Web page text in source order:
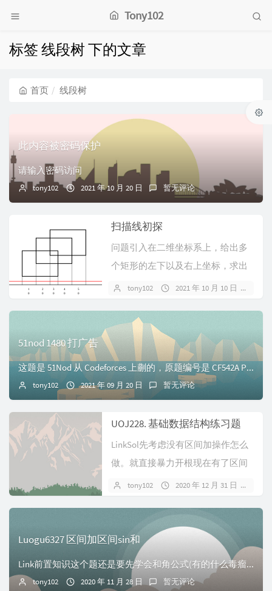
Tony102
标签 线段树 下的文章
首页 线段树
此内容被密码保护
请输入密码访问
tony102 2021 年 10 月 20 日 暂无评论
扫描线初探
问题引入在二维坐标系上，给出多
个矩形的左下以及右上坐标，求出
所有矩形构成的图形的面积。解决
tony102 2021 年 10 月 10 日
51nod 1480 打广告
这题是 51Nod 从 Codeforces 上蒯的，原题编号是 CF542A Place Your Ad HereDescription给定 $n$ 个...
tony102 2021 年 09 月 20 日 暂无评论
UOJ228. 基础数据结构练习题
LinkSol先考虑没有区间加操作怎么
做。就直接暴力开根现在有了区间
加怎么做。题目里面的开根号是向
tony102 2020 年 12 月 31 日
Luogu6327 区间加区间sin和
Link前置知识这个题还是要先学会和角公式(有的什么毒瘤复数的做法太无聊了)也许到这里你就会了.还要注意的地方是,每次更新 $\sin$ 和 $\cos$...
tony102 2020 年 11 月 28 日 暂无评论